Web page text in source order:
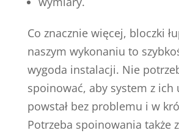
Co znacznie więcej, bloczki
naszym wykonaniu to
wygoda instalacji. Nie
spoinować, aby system z ich
powstał bez problemu i w
Potrzeba spoinowania także